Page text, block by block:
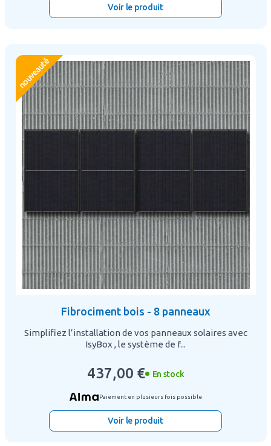
Voir le produit
nouveauté
Fibrociment bois - 8 panneaux
Simplifiez l’installation de vos panneaux solaires avec
IsyBox , le système de f...
437,00 € En stock
Paiement en plusieurs fois possible
Voir le produit